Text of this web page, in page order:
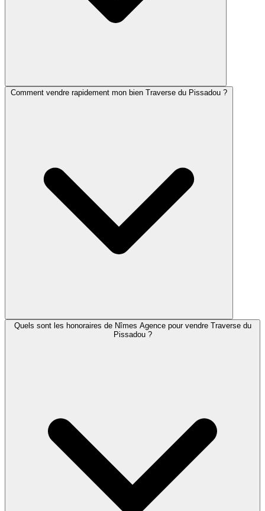
Comment vendre rapidement mon bien Traverse du Pissadou ?
Quels sont les honoraires de Nîmes Agence pour vendre Traverse du
Pissadou ?